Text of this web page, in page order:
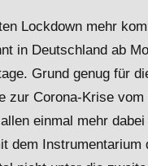
Lockdown mehr
in Deutschland ab
Grund genug für
Corona-Krise vom
einmal mehr
dem Instrumentarium